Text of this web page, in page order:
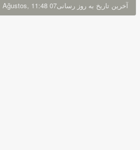
آخرین تاریخ به روز رسانی07 Ağustos, 11:48